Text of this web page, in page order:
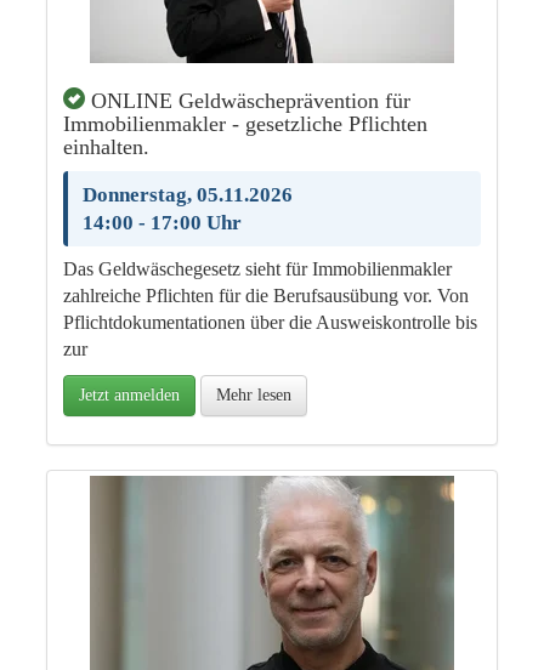
ONLINE Geldwäscheprävention für
Immobilienmakler - gesetzliche Pflichten
einhalten.
Donnerstag, 05.11.2026
14:00 - 17:00 Uhr
Das Geldwäschegesetz sieht für Immobilienmakler
zahlreiche Pflichten für die Berufsausübung vor. Von
Pflichtdokumentationen über die Ausweiskontrolle bis
zur
Jetzt anmelden Mehr lesen